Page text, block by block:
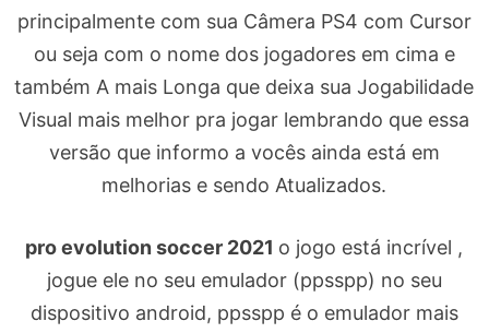
principalmente com sua Câmera PS4 com Cursor
ou seja com o nome dos jogadores em cima e
também A mais Longa que deixa sua Jogabilidade
Visual mais melhor pra jogar lembrando que essa
versão que informo a vocês ainda está em
melhorias e sendo Atualizados.
pro evolution soccer 2021 o jogo está incrível ,
jogue ele no seu emulador (ppsspp) no seu
dispositivo android, ppsspp é o emulador mais